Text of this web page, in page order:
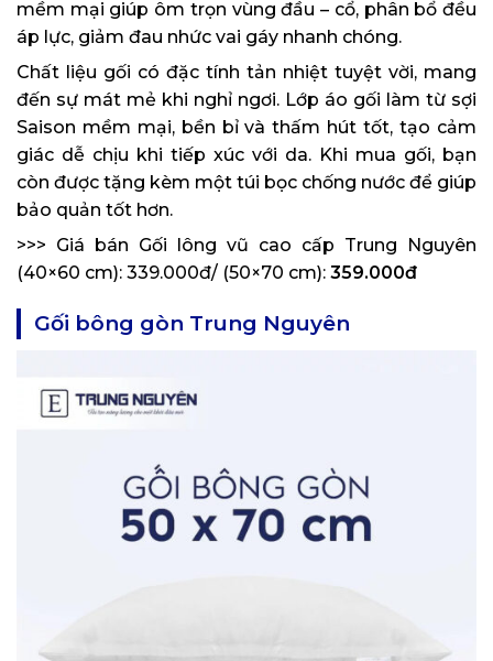
mềm mại giúp ôm trọn vùng đầu – cổ, phân bổ đều
áp lực, giảm đau nhức vai gáy nhanh chóng.
Chất liệu gối có đặc tính tản nhiệt tuyệt vời, mang
đến sự mát mẻ khi nghỉ ngơi. Lớp áo gối làm từ sợi
Saison mềm mại, bền bỉ và thấm hút tốt, tạo cảm
giác dễ chịu khi tiếp xúc với da. Khi mua gối, bạn
còn được tặng kèm một túi bọc chống nước để giúp
bảo quản tốt hơn.
>>> Giá bán Gối lông vũ cao cấp Trung Nguyên
(40×60 cm): 339.000đ/ (50×70 cm): 359.000đ
Gối bông gòn Trung Nguyên